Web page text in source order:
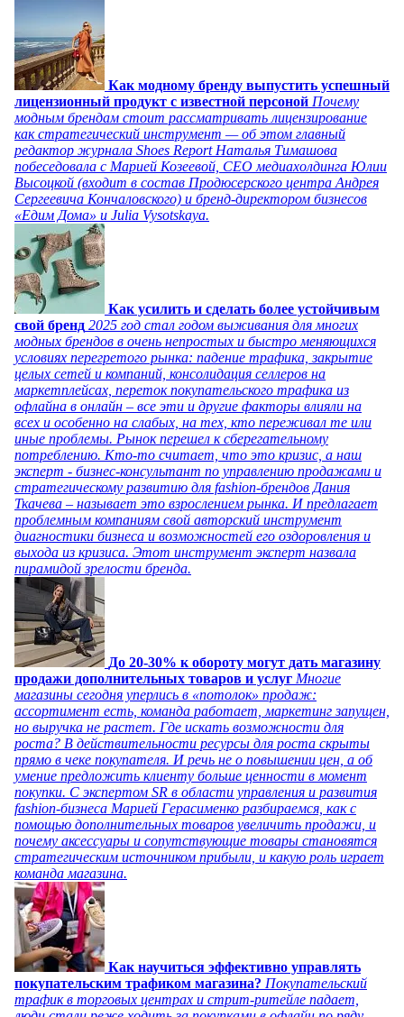
Как модному бренду выпустить успешный
лицензионный продукт с известной персоной Почему
модным брендам стоит рассматривать лицензирование
как стратегический инструмент — об этом главный
редактор журнала Shoes Report Наталья Тимашова
побеседовала с Марией Козеевой, СЕО медиахолдинга Юлии
Высоцкой (входит в состав Продюсерского центра Андрея
Сергеевича Кончаловского) и бренд-директором бизнесов
«Едим Дома» и Julia Vysotskaya.
Как усилить и сделать более устойчивым
свой бренд 2025 год стал годом выживания для многих
модных брендов в очень непростых и быстро меняющихся
условиях перегретого рынка: падение трафика, закрытие
целых сетей и компаний, консолидация селлеров на
маркетплейсах, переток покупательского трафика из
офлайна в онлайн – все эти и другие факторы влияли на
всех и особенно на слабых, на тех, кто переживал те или
иные проблемы. Рынок перешел к сберегательному
потреблению. Кто-то считает, что это кризис, а наш
эксперт - бизнес-консультант по управлению продажами и
стратегическому развитию для fashion-брендов Дания
Ткачева – называет это взрослением рынка. И предлагает
проблемным компаниям свой авторский инструмент
диагностики бизнеса и возможностей его оздоровления и
выхода из кризиса. Этот инструмент эксперт назвала
пирамидой зрелости бренда.
До 20-30% к обороту могут дать магазину
продажи дополнительных товаров и услуг Многие
магазины сегодня уперлись в «потолок» продаж:
ассортимент есть, команда работает, маркетинг запущен,
но выручка не растет. Где искать возможности для
роста? В действительности ресурсы для роста скрыты
прямо в чеке покупателя. И речь не о повышении цен, а об
умение предложить клиенту больше ценности в момент
покупки. С экспертом SR в области управления и развития
fashion-бизнеса Марией Герасименко разбираемся, как с
помощью дополнительных товаров увеличить продажи, и
почему аксессуары и сопутствующие товары становятся
стратегическим источником прибыли, и какую роль играет
команда магазина.
Как научиться эффективно управлять
покупательским трафиком магазина? Покупательский
трафик в торговых центрах и стрит-ритейле падает,